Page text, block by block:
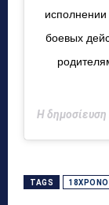
боевых
Η δημοσίευση
TAGS